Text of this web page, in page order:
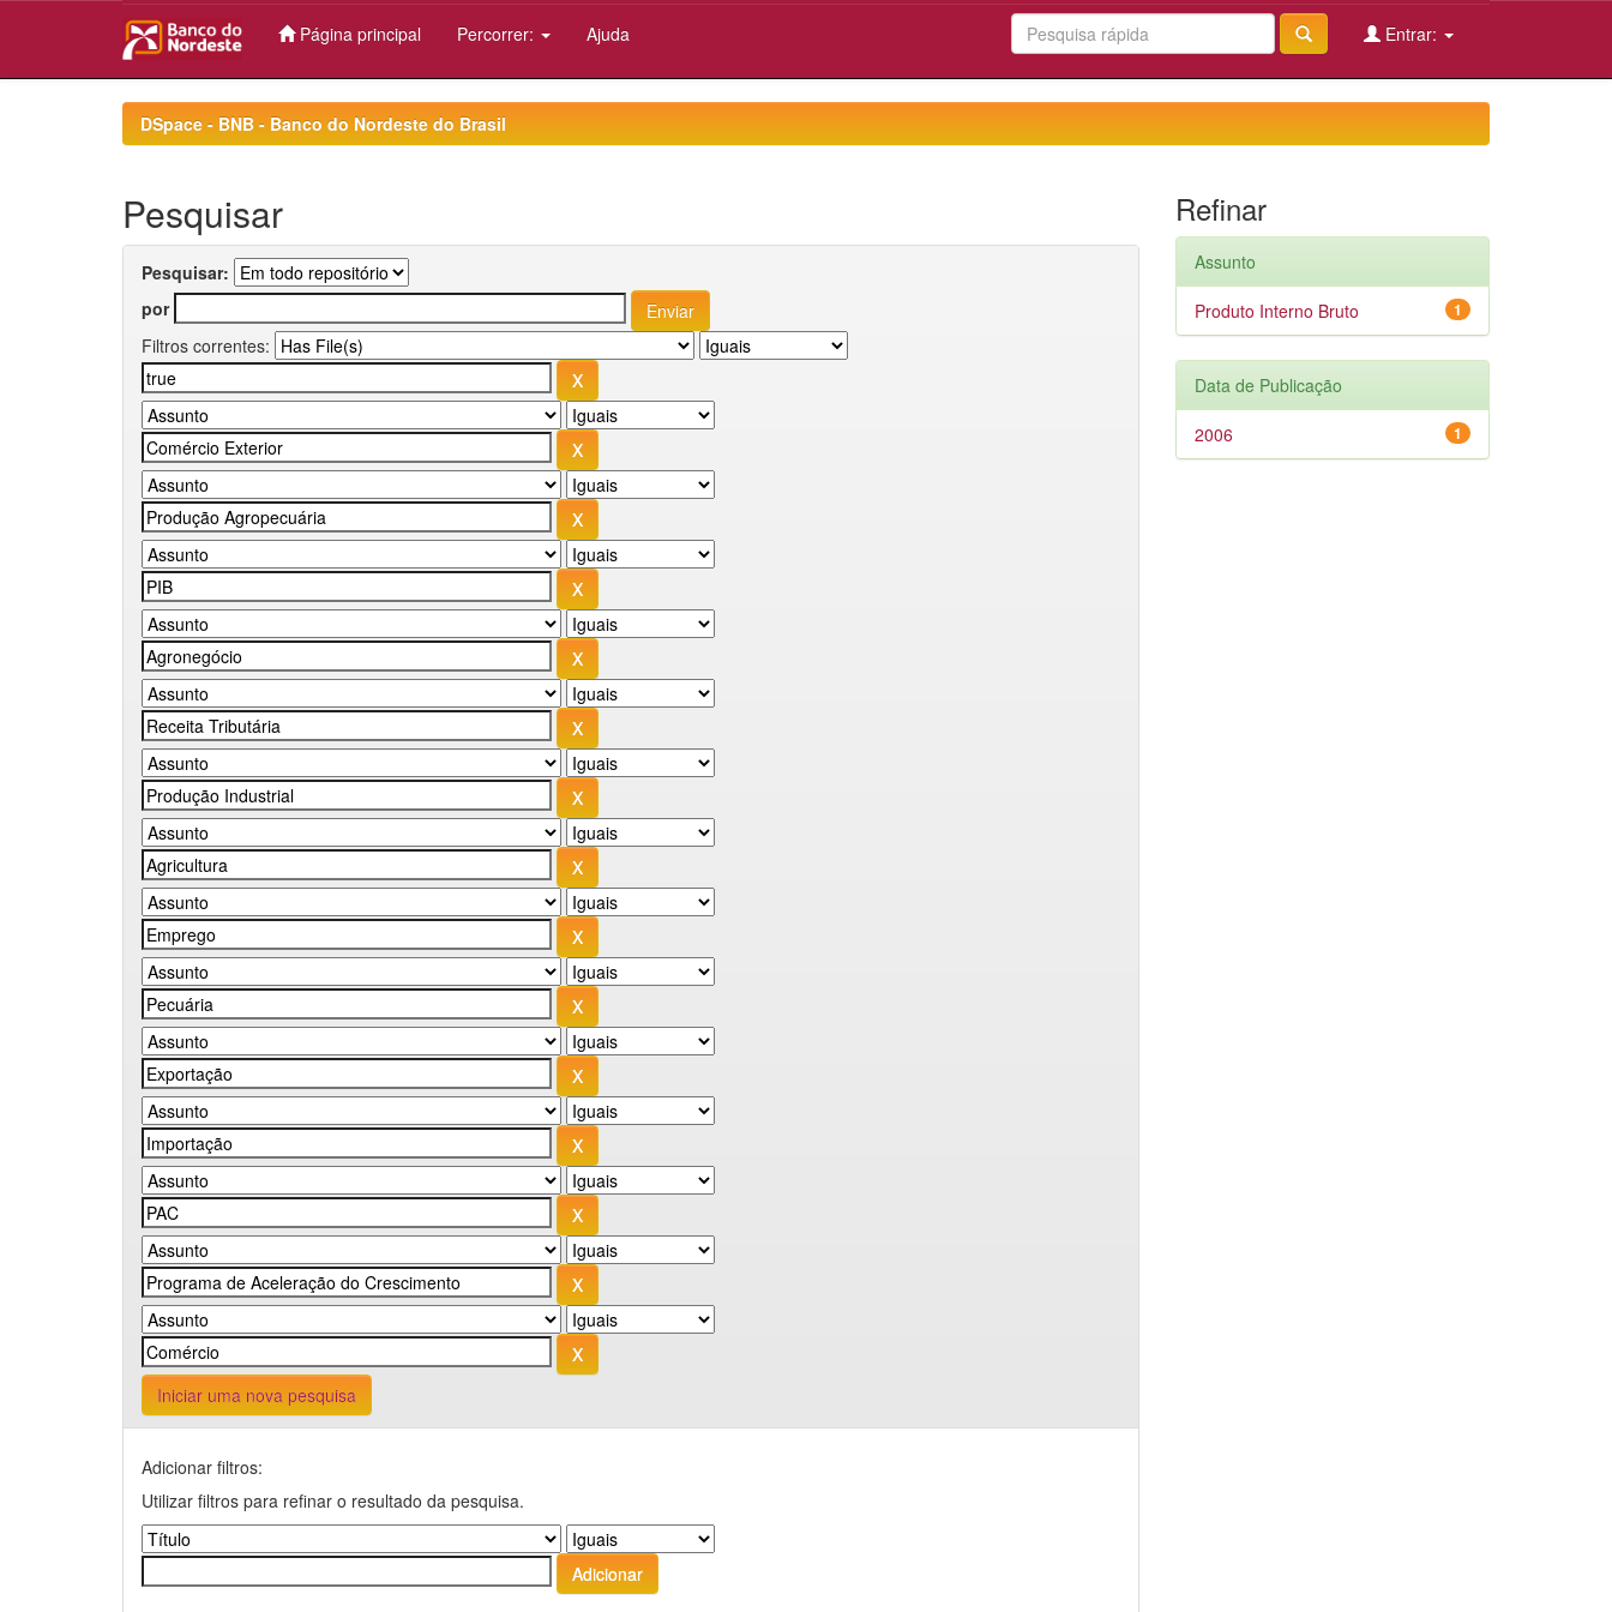
Página principal Percorrer: Ajuda Entrar:
DSpace - BNB - Banco do Nordeste do Brasil
Pesquisar
Pesquisar:
por
Filtros correntes:
Iniciar uma nova pesquisa
Adicionar filtros:
Utilizar filtros para refinar o resultado da pesquisa.
Refinar
Assunto
1
Produto Interno Bruto
Data de Publicação
1
2006